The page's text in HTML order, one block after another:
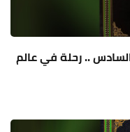
.. رحلة في عالم